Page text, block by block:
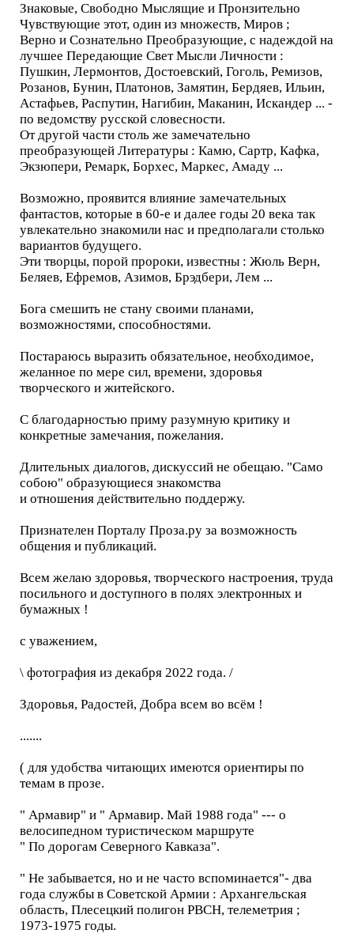
Знаковые, Свободно Мыслящие и Пронзительно
Чувствующие этот, один из множеств, Миров ;
Верно и Сознательно Преобразующие, с надеждой на
лучшее Передающие Свет Мысли Личности :
Пушкин, Лермонтов, Достоевский, Гоголь, Ремизов,
Розанов, Бунин, Платонов, Замятин, Бердяев, Ильин,
Астафьев, Распутин, Нагибин, Маканин, Искандер ... -
по ведомству русской словесности.
От другой части столь же замечательно
преобразующей Литературы : Камю, Сартр, Кафка,
Экзюпери, Ремарк, Борхес, Маркес, Амаду ...
Возможно, проявится влияние замечательных
фантастов, которые в 60-е и далее годы 20 века так
увлекательно знакомили нас и предполагали столько
вариантов будущего.
Эти творцы, порой пророки, известны : Жюль Верн,
Беляев, Ефремов, Азимов, Брэдбери, Лем ...
Бога смешить не стану своими планами,
возможностями, способностями.
Постараюсь выразить обязательное, необходимое,
желанное по мере сил, времени, здоровья
творческого и житейского.
С благодарностью приму разумную критику и
конкретные замечания, пожелания.
Длительных диалогов, дискуссий не обещаю. "Само
собою" образующиеся знакомства
и отношения действительно поддержу.
Признателен Порталу Проза.ру за возможность
общения и публикаций.
Всем желаю здоровья, творческого настроения, труда
посильного и доступного в полях электронных и
бумажных !
с уважением,
\ фотография из декабря 2022 года. /
Здоровья, Радостей, Добра всем во всём !
.......
( для удобства читающих имеются ориентиры по
темам в прозе.
" Армавир" и " Армавир. Май 1988 года" --- о
велосипедном туристическом маршруте
" По дорогам Северного Кавказа".
" Не забывается, но и не часто вспоминается"- два
года службы в Советской Армии : Архангельская
область, Плесецкий полигон РВСН, телеметрия ;
1973-1975 годы.